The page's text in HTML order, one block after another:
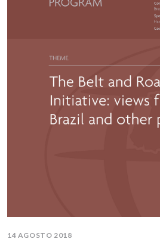
14 AGOSTO 2018